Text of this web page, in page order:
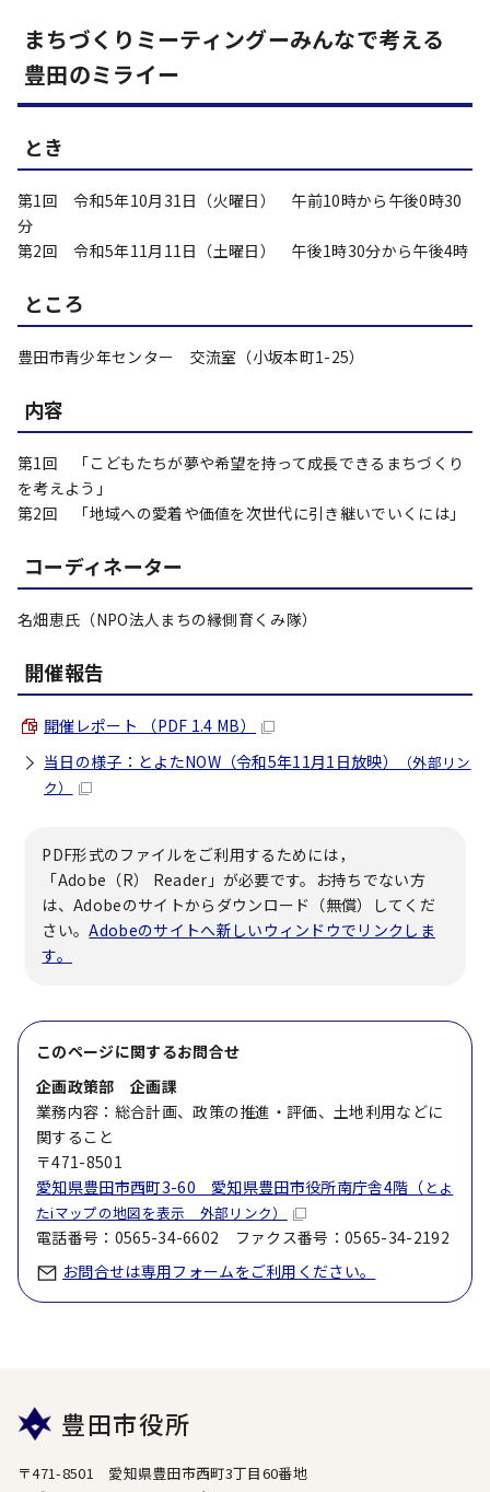
まちづくりミーティングーみんなで考える
豊田のミライー
とき
第1回 令和5年10月31日（火曜日） 午前10時から午後0時30
分
第2回 令和5年11月11日（土曜日） 午後1時30分から午後4時
ところ
豊田市青少年センター 交流室（小坂本町1-25）
内容
第1回 「こどもたちが夢や希望を持って成長できるまちづくり
を考えよう」
第2回 「地域への愛着や価値を次世代に引き継いでいくには」
コーディネーター
名畑恵氏（NPO法人まちの縁側育くみ隊）
開催報告
開催レポート （PDF 1.4 MB）
当日の様子：とよたNOW（令和5年11月1日放映）
（外部リン
ク）
PDF形式のファイルをご利用するためには，
「Adobe（R） Reader」が必要です。お持ちでない方
は、Adobeのサイトからダウンロード（無償）してくだ
さい。Adobeのサイトへ新しいウィンドウでリンクしま
す。
このページに関するお問合せ
企画政策部 企画課
業務内容：総合計画、政策の推進・評価、土地利用などに
関すること
〒471-8501
愛知県豊田市西町3-60 愛知県豊田市役所南庁舎4階（ とよ
たiマップの地図を表示 外部リンク）
電話番号：0565-34-6602 ファクス番号：0565-34-2192
お問合せは専用フォームをご利用ください。
豊田市役所
〒471-8501 愛知県豊田市西町3丁目60番地